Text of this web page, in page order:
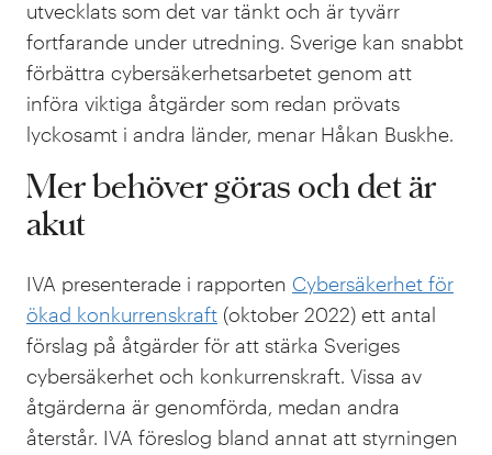
utvecklats som det var tänkt och är tyvärr
fortfarande under utredning. Sverige kan snabbt
förbättra cybersäkerhetsarbetet genom att
införa viktiga åtgärder som redan prövats
lyckosamt i andra länder, menar Håkan Buskhe.
Mer behöver göras och det är
akut
IVA presenterade i rapporten Cybersäkerhet för
ökad konkurrenskraft (oktober 2022) ett antal
förslag på åtgärder för att stärka Sveriges
cybersäkerhet och konkurrenskraft. Vissa av
åtgärderna är genomförda, medan andra
återstår. IVA föreslog bland annat att styrningen